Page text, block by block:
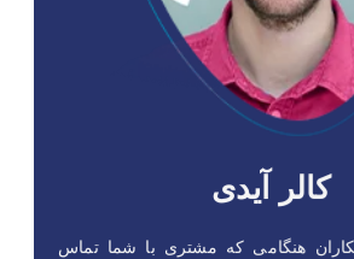
کالر آیدی
هنگامی که مشتری با شما تماس
کاربرد کالر آیدی
شناسایی فرد تماس گیرنده استفاده میشود.
استفاده از این امکان مشخصات مشتری را از